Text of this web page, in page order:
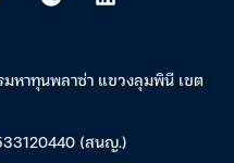
หาทุนพลาซ่า แขวงลุมพินี เขต
(สนญ.)